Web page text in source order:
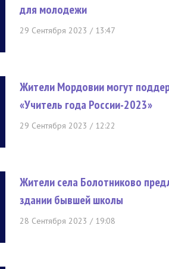
для молодежи
29 Сентября 2023 / 13:47
Жители Мордовии могут
«Учитель года России-2023»
29 Сентября 2023 / 12:22
Жители села Болотниково
здании бывшей школы
28 Сентября 2023 / 19:08